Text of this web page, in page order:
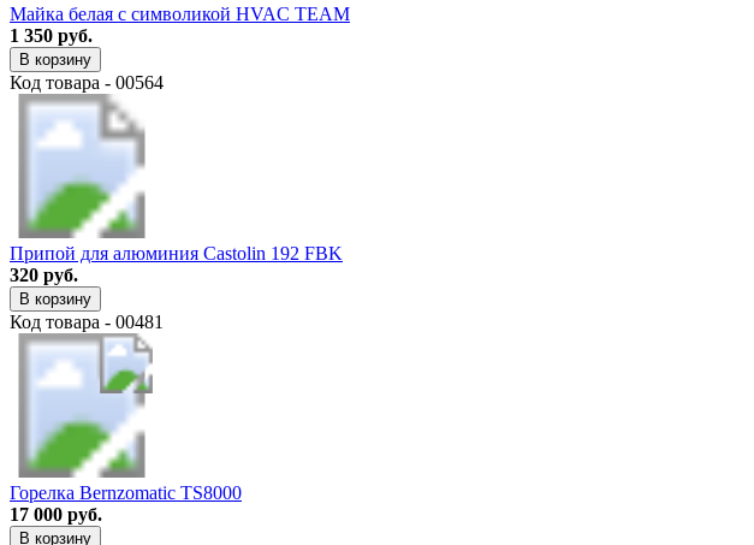
Майка белая с символикой HVAC TEAM
1 350 руб.
В корзину
Код товара - 00564
Припой для алюминия Castolin 192 FBK
320 руб.
В корзину
Код товара - 00481
Горелка Bernzomatic TS8000
17 000 руб.
В корзину